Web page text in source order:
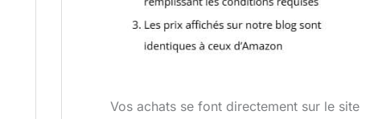
Vos achats se font directement sur le site